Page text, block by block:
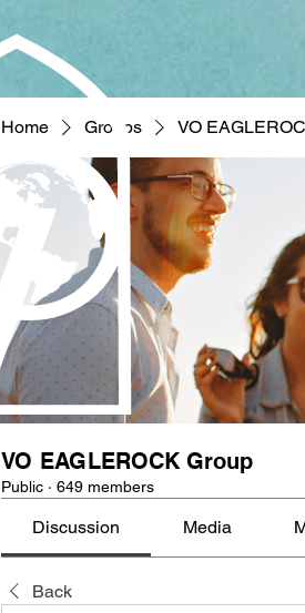
Home Groups VO
VO EAGLEROCK Group
Public · 649 members
Discussion Media
Back